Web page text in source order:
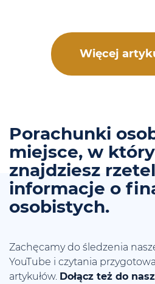
Więcej
Porachunki
miejsce, w
znajdziesz
informacje o
osobistych.
Zachęcamy do śledzenia
YouTube i czytania
artykułów. Dołącz też do